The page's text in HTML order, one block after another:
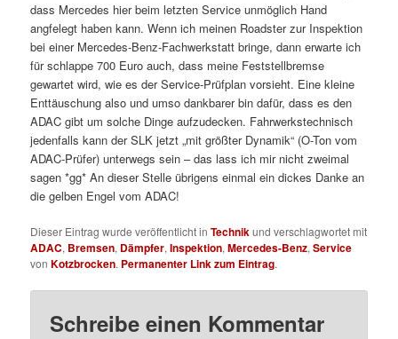
dass Mercedes hier beim letzten Service unmöglich Hand
angfelegt haben kann. Wenn ich meinen Roadster zur Inspektion
bei einer Mercedes-Benz-Fachwerkstatt bringe, dann erwarte ich
für schlappe 700 Euro auch, dass meine Feststellbremse
gewartet wird, wie es der Service-Prüfplan vorsieht. Eine kleine
Enttäuschung also und umso dankbarer bin dafür, dass es den
ADAC gibt um solche Dinge aufzudecken. Fahrwerkstechnisch
jedenfalls kann der SLK jetzt „mit größter Dynamik“ (O-Ton vom
ADAC-Prüfer) unterwegs sein – das lass ich mir nicht zweimal
sagen *gg* An dieser Stelle übrigens einmal ein dickes Danke an
die gelben Engel vom ADAC!
Dieser Eintrag wurde veröffentlicht inTechnikund verschlagwortet mit
ADAC, Bremsen, Dämpfer,Inspektion,Mercedes-Benz,Service
vonKotzbrocken. Permanenter Link zum Eintrag.
Schreibe einen Kommentar